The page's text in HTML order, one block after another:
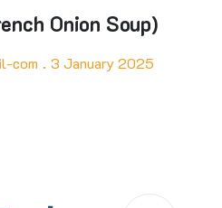
Onion Soup)
com 3 January 2025